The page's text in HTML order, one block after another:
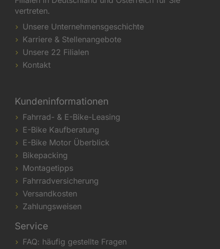
vertreten.
Unsere Unternehmensgeschichte
Karriere & Stellenangebote
Unsere 22 Filialen
Kontakt
Kundeninformationen
Fahrrad- & E-Bike-Leasing
E-Bike Kaufberatung
E-Bike Motor Überblick
Bikepacking
Montagetipps
Fahrradversicherung
Versandkosten
Zahlungsweisen
Service
FAQ: häufig gestellte Fragen